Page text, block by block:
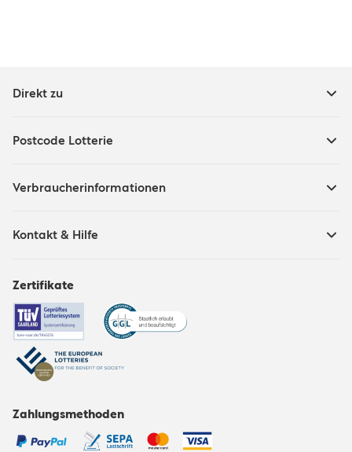
Direkt zu
Postcode Lotterie
Verbraucherinformationen
Kontakt & Hilfe
Zertifikate
Zahlungsmethoden